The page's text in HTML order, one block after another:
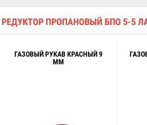
РЕДУКТОР ПРОПАНОВЫЙ БПО 5-5
ГАЗОВЫЙ РУКАВ КРАСНЫЙ 9
ММ